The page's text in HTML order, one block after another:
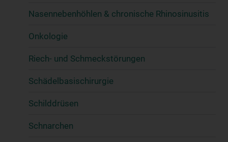
Nasennebenhöhlen & chronische Rhinosinusitis
Onkologie
Riech- und Schmeckstörungen
Schädelbasischirurgie
Schilddrüsen
Schnarchen